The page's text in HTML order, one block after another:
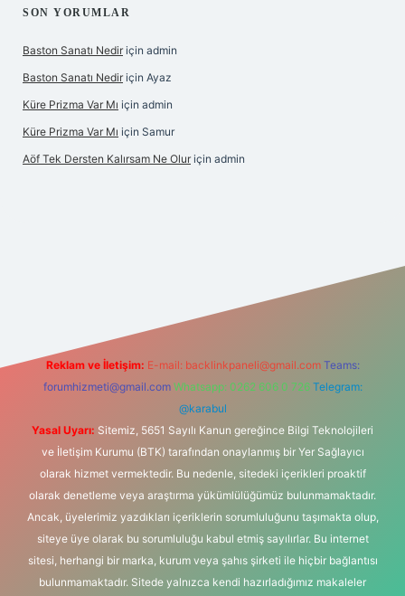
SON YORUMLAR
Baston Sanatı Nedir için admin
Baston Sanatı Nedir için Ayaz
Küre Prizma Var Mı için admin
Küre Prizma Var Mı için Samur
Aöf Tek Dersten Kalırsam Ne Olur için admin
Reklam ve İletişim: E-mail: backlinkpaneli@gmail.com Teams:
forumhizmeti@gmail.com Whatsapp: 0262 606 0 726 Telegram:
@karabul
Yasal Uyarı: Sitemiz, 5651 Sayılı Kanun gereğince Bilgi Teknolojileri
ve İletişim Kurumu (BTK) tarafından onaylanmış bir Yer Sağlayıcı
olarak hizmet vermektedir. Bu nedenle, sitedeki içerikleri proaktif
olarak denetleme veya araştırma yükümlülüğümüz bulunmamaktadır.
Ancak, üyelerimiz yazdıkları içeriklerin sorumluluğunu taşımakta olup,
siteye üye olarak bu sorumluluğu kabul etmiş sayılırlar. Bu internet
sitesi, herhangi bir marka, kurum veya şahıs şirketi ile hiçbir bağlantısı
bulunmamaktadır. Sitede yalnızca kendi hazırladığımız makaleler